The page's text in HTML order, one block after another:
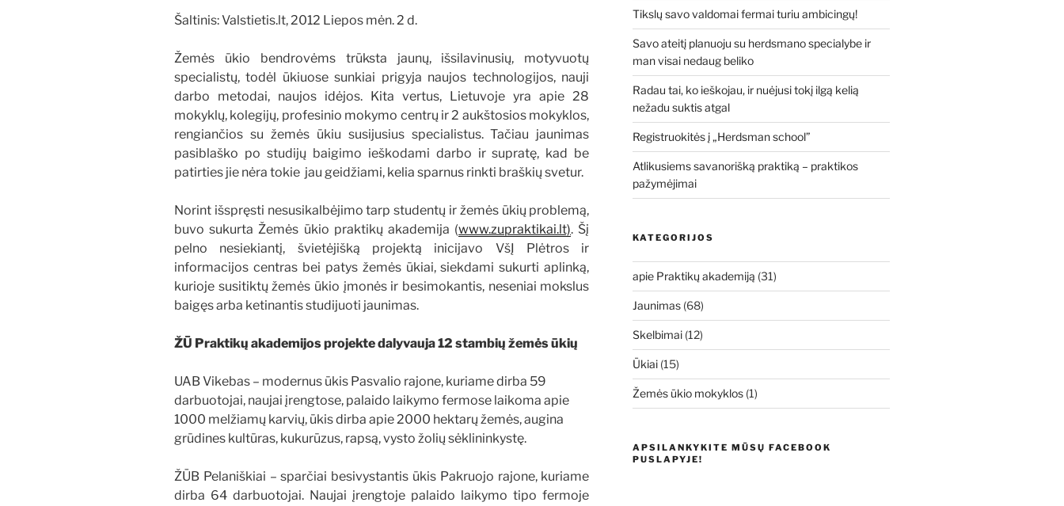
Šaltinis: Valstietis.lt, 2012 Liepos mėn. 2 d.
Žemės ūkio bendrovėms trūksta jaunų, išsilavinusių, motyvuotų
specialistų, todėl ūkiuose sunkiai prigyja naujos technologijos, nauji
darbo metodai, naujos idėjos. Kita vertus, Lietuvoje yra apie 28
mokyklų, kolegijų, profesinio mokymo centrų ir 2 aukštosios mokyklos,
rengiančios su žemės ūkiu susijusius specialistus. Tačiau jaunimas
pasiblaško po studijų baigimo ieškodami darbo ir supratę, kad be
patirties jie nėra tokie jau geidžiami, kelia sparnus rinkti braškių svetur.
Norint išspręsti nesusikalbėjimo tarp studentų ir žemės ūkių problemą,
buvo sukurta Žemės ūkio praktikų akademija (www.zupraktikai.lt). Šį
pelno nesiekiantį, švietėjišką projektą inicijavo VšĮ Plėtros ir
informacijos centras bei patys žemės ūkiai, siekdami sukurti aplinką,
kurioje susitiktų žemės ūkio įmonės ir besimokantis, neseniai mokslus
baigęs arba ketinantis studijuoti jaunimas.
ŽŪ Praktikų akademijos projekte dalyvauja 12 stambių žemės ūkių
UAB Vikebas – modernus ūkis Pasvalio rajone, kuriame dirba 59
darbuotojai, naujai įrengtose, palaido laikymo fermose laikoma apie
1000 melžiamų karvių, ūkis dirba apie 2000 hektarų žemės, augina
grūdines kultūras, kukurūzus, rapsą, vysto žolių sėklininkystę.
ŽŪB Pelaniškiai – sparčiai besivystantis ūkis Pakruojo rajone, kuriame
dirba 64 darbuotojai. Naujai įrengtoje palaido laikymo tipo fermoje
Tikslų savo valdomai fermai turiu ambicingų!
Savo ateitį planuoju su herdsmano specialybe ir
man visai nedaug beliko
Radau tai, ko ieškojau, ir nuėjusi tokį ilgą kelią
nežadu suktis atgal
Registruokitės į „Herdsman school”
Atlikusiems savanorišką praktiką – praktikos
pažymėjimai
KATEGORIJOS
apie Praktikų akademiją (31)
Jaunimas(68)
Skelbimai(12)
Ūkiai(15)
Žemės ūkio mokyklos(1)
APSILANKYKITE MŪSŲ FACEBOOK
PUSLAPYJE!